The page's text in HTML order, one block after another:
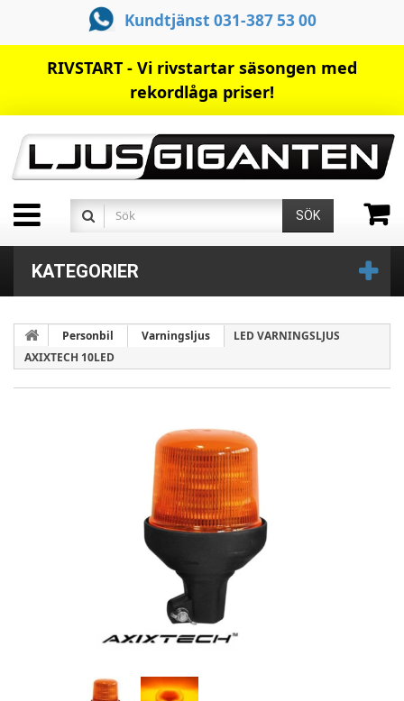
Kundtjänst 031-387 53 00
RIVSTART - Vi rivstartar säsongen med
rekordlåga priser!
SÖK
KATEGORIER
Personbil Varningsljus
LED VARNINGSLJUS
AXIXTECH 10LED